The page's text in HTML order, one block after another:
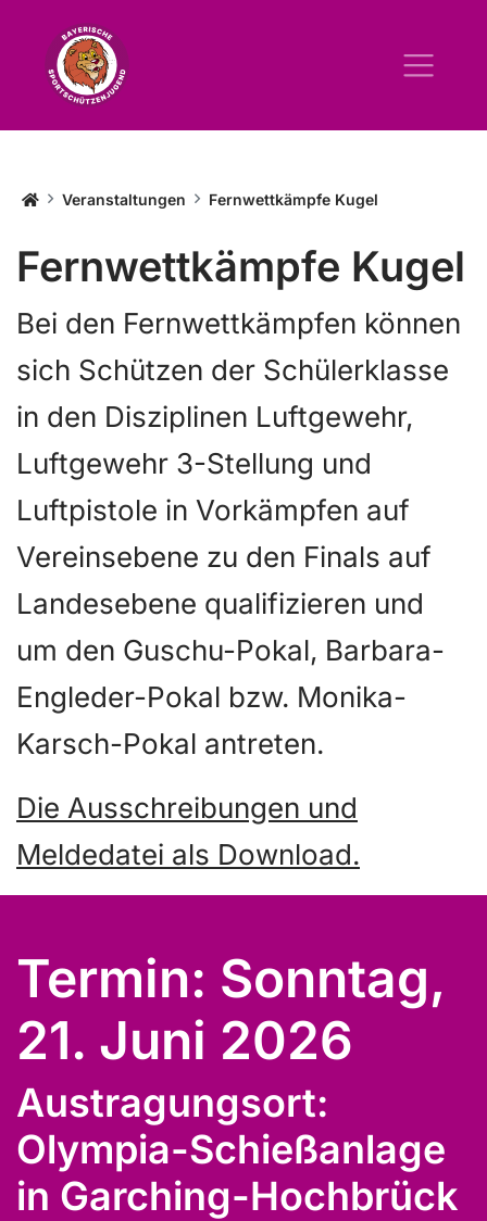
Startseite BSSJ
Veranstaltungen Fernwettkämpfe Kugel
Fernwettkämpfe Kugel
Bei den Fernwettkämpfen können
sich Schützen der Schülerklasse
in den Disziplinen Luftgewehr,
Luftgewehr 3-Stellung und
Luftpistole in Vorkämpfen auf
Vereinsebene zu den Finals auf
Landesebene qualifizieren und
um den Guschu-Pokal, Barbara-
Engleder-Pokal bzw. Monika-
Karsch-Pokal antreten.
Die Ausschreibungen und
Meldedatei als Download.
Termin: Sonntag,
21. Juni 2026
Austragungsort:
Olympia-Schießanlage
in Garching-Hochbrück